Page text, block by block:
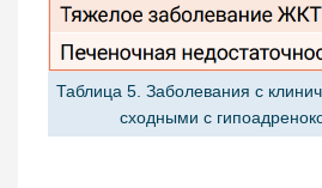
Таблица 5. Заболевания с
сходными с